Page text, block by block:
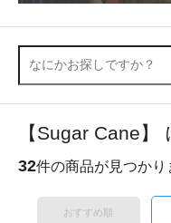
【Sugar Cane
32件の商品が見つかり
おすすめ順